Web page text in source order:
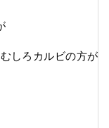
しろカルビの方が